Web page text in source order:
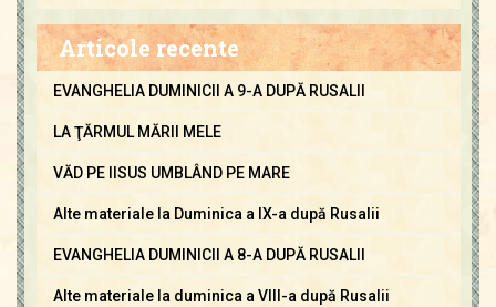
Articole recente
EVANGHELIA DUMINICII A 9-A DUPĂ RUSALII
LA ŢĂRMUL MĂRII MELE
VĂD PE IISUS UMBLÂND PE MARE
Alte materiale la Duminica a IX-a după Rusalii
EVANGHELIA DUMINICII A 8-A DUPĂ RUSALII
Alte materiale la duminica a VIII-a după Rusalii